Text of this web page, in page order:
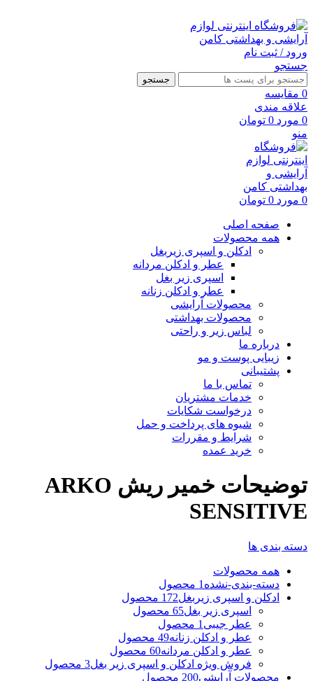
ورود / ثبت نام
جستجو
جستجو
0 مقايسه
علاقه مندی
0 مورد 0 تومان
منو
0 مورد 0 تومان
صفحه اصلی
همه محصولات
ادکلن و اسپری زیربغل
عطر و ادکلن مردانه
اسپری زیر بغل
عطر و ادکلن زنانه
محصولات آرایشی
محصولات بهداشتی
لباس زیر و راحتی
درباره ما
زیبایی پوست و مو
پشتیبانی
تماس با ما
خدمات مشتریان
درخواست شکایات
شیوه های پرداخت و حمل
شرایط و مقررات
خرید عمده
توضیحات خمير ريش ARKO
SENSITIVE
دسته بندی ها
همه محصولات
دسته-بندی-نشده 1 محصول
ادکلن و اسپری زیربغل172 محصول
اسپری زیر بغل65 محصول
عطر جیبی 1 محصول
عطر و ادکلن زنانه49 محصول
عطر و ادکلن مردانه60 محصول
فروش ویژه ادکلن و اسپری زیر بغل3 محصول
محصولات آرایشی200 محصول